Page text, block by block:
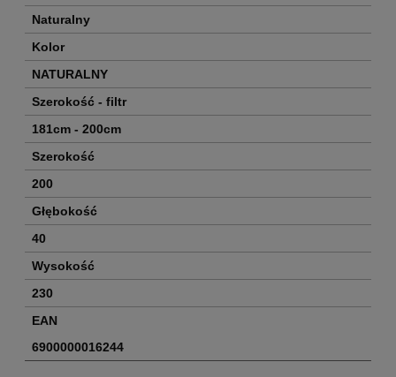
Naturalny
Kolor
NATURALNY
Szerokość - filtr
181cm - 200cm
Szerokość
200
Głębokość
40
Wysokość
230
EAN
6900000016244